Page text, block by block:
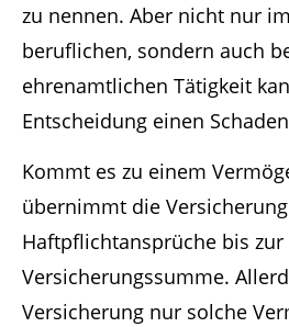
zu nennen. Aber nicht nur
beruflichen, sondern auch
ehrenamtlichen Tätigkeit
Entscheidung einen
Kommt es zu einem
übernimmt die
Haftpflichtansprüche bis
Versicherungssumme.
Versicherung nur solche